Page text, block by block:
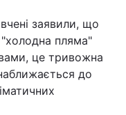
вчені заявили, що
пляма"
це тривожна
до